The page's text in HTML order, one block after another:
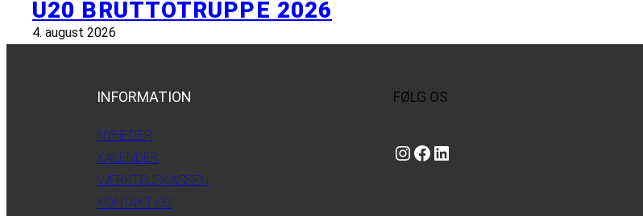
U20 BRUTTOTRUPPE 2026
4. august 2026
INFORMATION
NYHEDER
KALENDER
VÆRKTØJSKASSEN
KONTAKT OS
FØLG OS
Instagram https://www.facebook.com/danishbeachvolleytour LinkedIn